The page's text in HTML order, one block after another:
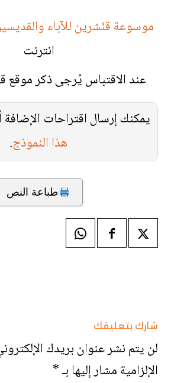
موسوعة قنّشرين للآباء
انترنت
عند الاقتباس يُرجى ذكر
يمكنك إرسال اقتراحات
هذا النموذج.
طباعة النص
شارك بتعليقك
لن يتم نشر عنوان بريدك
الإلزامية مشار إليها بـ*